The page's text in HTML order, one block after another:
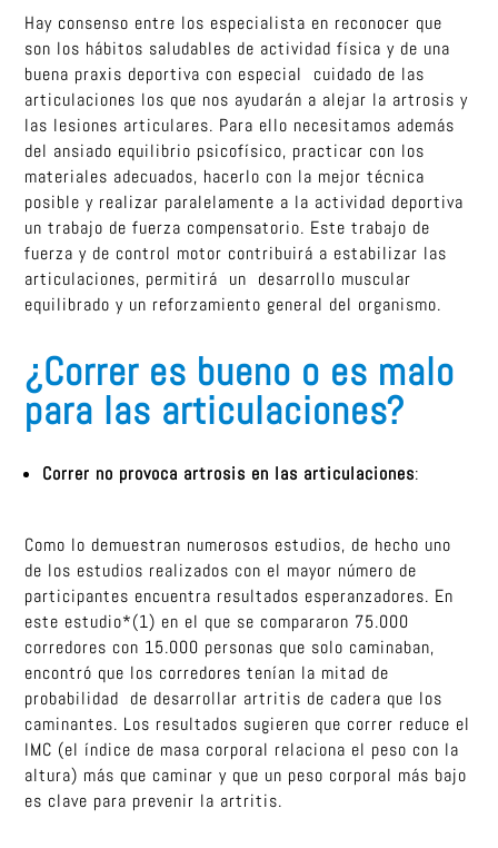
Hay consenso entre los especialista en reconocer que
son los hábitos saludables de actividad física y de una
buena praxis deportiva con especial cuidado de las
articulaciones los que nos ayudarán a alejar la artrosis y
las lesiones articulares. Para ello necesitamos además
del ansiado equilibrio psicofísico, practicar con los
materiales adecuados, hacerlo con la mejor técnica
posible y realizar paralelamente a la actividad deportiva
un trabajo de fuerza compensatorio. Este trabajo de
fuerza y de control motor contribuirá a estabilizar las
articulaciones, permitirá un desarrollo muscular
equilibrado y un reforzamiento general del organismo.
¿Correr es bueno o es malo
para las articulaciones?
Correr no provoca artrosis en las articulaciones:
Como lo demuestran numerosos estudios, de hecho uno
de los estudios realizados con el mayor número de
participantes encuentra resultados esperanzadores. En
este estudio*(1) en el que se compararon 75.000
corredores con 15.000 personas que solo caminaban,
encontró que los corredores tenían la mitad de
probabilidad de desarrollar artritis de cadera que los
caminantes. Los resultados sugieren que correr reduce el
IMC (el índice de masa corporal relaciona el peso con la
altura) más que caminar y que un peso corporal más bajo
es clave para prevenir la artritis.